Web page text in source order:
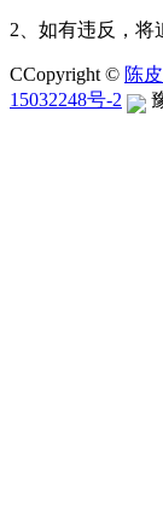
2、如有违反，将
CCopyright © 陈
15032248号-2